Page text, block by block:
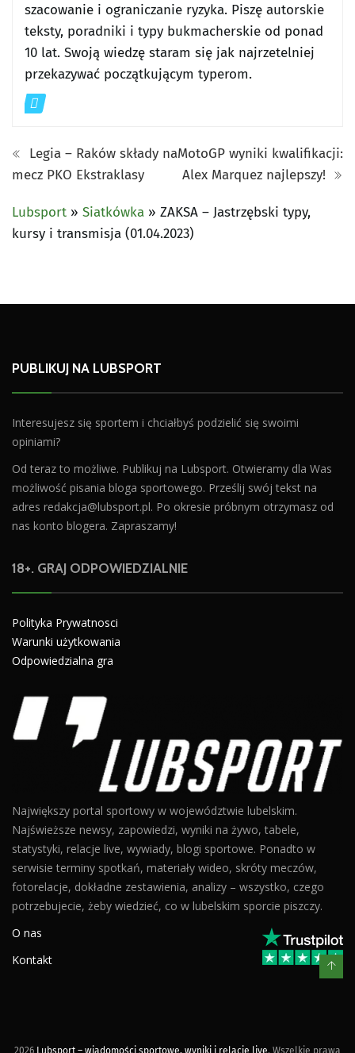
szacowanie i ograniczanie ryzyka. Piszę autorskie
teksty, poradniki i typy bukmacherskie od ponad
10 lat. Swoją wiedzę staram się jak najrzetelniej
przekazywać początkującym typerom.
Legia – Raków składy na
mecz PKO Ekstraklasy
MotoGP wyniki kwalifikacji:
Alex Marquez najlepszy!
Lubsport » Siatkówka » ZAKSA – Jastrzębski typy,
kursy i transmisja (01.04.2023)
PUBLIKUJ NA LUBSPORT
Interesujesz się sportem i chciałbyś podzielić się swoimi
opiniami?
Od teraz to możliwe. Publikuj na Lubsport. Otwieramy dla Was
możliwość pisania bloga sportowego. Prześlij swój tekst na
adres redakcja@lubsport.pl. Po okresie próbnym otrzymasz od
nas konto blogera. Zapraszamy!
18+. GRAJ ODPOWIEDZIALNIE
Polityka Prywatnosci
Warunki użytkowania
Odpowiedzialna gra
Największy portal sportowy w województwie lubelskim.
Najświeższe newsy, zapowiedzi, wyniki na żywo, tabele,
statystyki, relacje live, wywiady, blogi sportowe. Ponadto w
serwisie terminy spotkań, materiały wideo, skróty meczów,
fotorelacje, dokładne zestawienia, analizy – wszystko, czego
potrzebujecie, żeby wiedzieć, co w lubelskim sporcie piszczy.
O nas
Kontakt
2026 Lubsport – wiadomości sportowe, wyniki i relacje live. Wszelkie prawa